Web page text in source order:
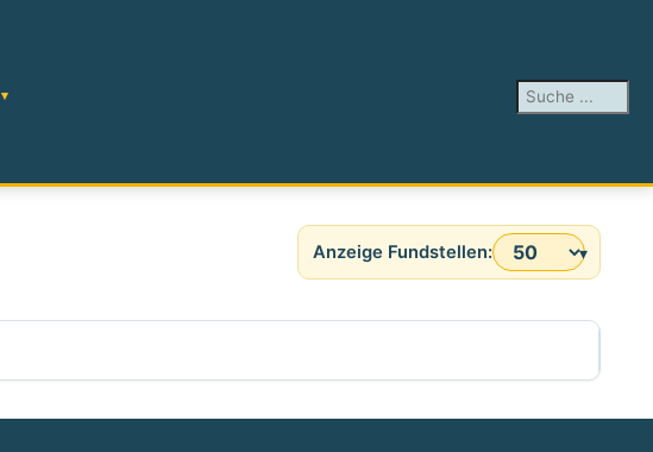
Suchen ...
Anzeige #